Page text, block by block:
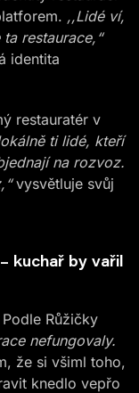
,,Lidé ví,
restaurace,“
identita
restauratér v
ti lidé, kteří
na rozvoz.
vysvětluje svůj
kuchař by vařil
Růžičky
nefungovaly.
že si všiml toho,
knedlo vepřo